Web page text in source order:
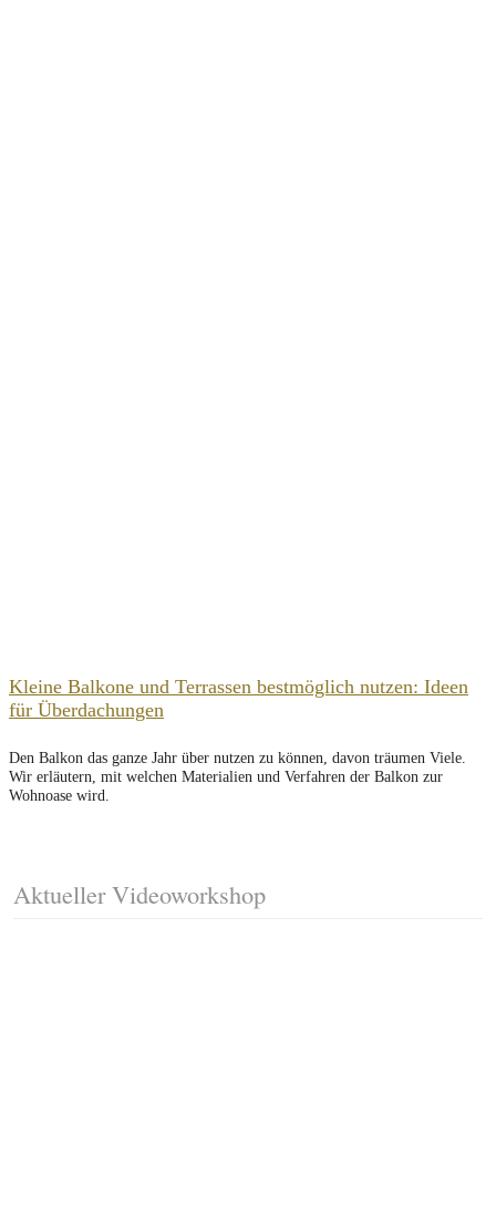
Kleine Balkone und Terrassen bestmöglich nutzen: Ideen
für Überdachungen
Den Balkon das ganze Jahr über nutzen zu können, davon träumen Viele.
Wir erläutern, mit welchen Materialien und Verfahren der Balkon zur
Wohnoase wird.
Aktueller Videoworkshop